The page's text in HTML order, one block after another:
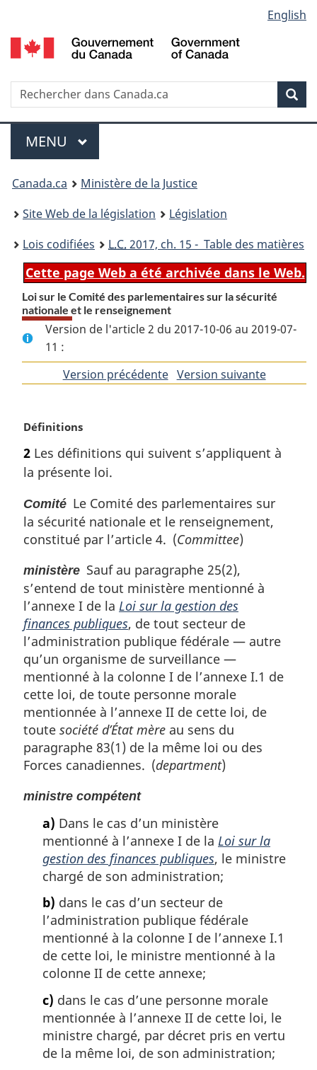
au
contenu
propos
de
la
HTML
simplifiée
selection
English
Recherche
Menu
MENU PRINCIPAL
You
are
here:
Canada.ca
Ministère de la Justice
Site Web de la législation
Législation
Lois codifiées
L.C. 2017, ch. 15 - Table des matières
Cette page Web a été archivée dans le Web.
Loi sur le Comité des parlementaires sur la sécurité
nationale et le renseignement
Version de l'article 2 du 2017-10-06 au 2019-07-
11 :
Version précédentedeVersion suivantede
N
t
e
a
r
g
n
a
l
e
:
Définitions
2 Les définitions qui suivent s’appliquent à
la présente loi.
Comité Le Comité des parlementaires sur
la sécurité nationale et le renseignement,
constitué par l’article 4. (Committee)
ministère Sauf au paragraphe 25(2),
s’entend de tout ministère mentionné à
l’annexe I de la Loi sur la gestion des
finances publiques, de tout secteur de
l’administration publique fédérale — autre
qu’un organisme de surveillance —
mentionné à la colonne I de l’annexe I.1 de
cette loi, de toute personne morale
mentionnée à l’annexe II de cette loi, de
toute société d’État mère au sens du
paragraphe 83(1) de la même loi ou des
Forces canadiennes. (department)
ministre compétent
a) Dans le cas d’un ministère
mentionné à l’annexe I de la Loi sur la
gestion des finances publiques, le ministre
chargé de son administration;
b) dans le cas d’un secteur de
l’administration publique fédérale
mentionné à la colonne I de l’annexe I.1
de cette loi, le ministre mentionné à la
colonne II de cette annexe;
c) dans le cas d’une personne morale
mentionnée à l’annexe II de cette loi, le
ministre chargé, par décret pris en vertu
de la même loi, de son administration;